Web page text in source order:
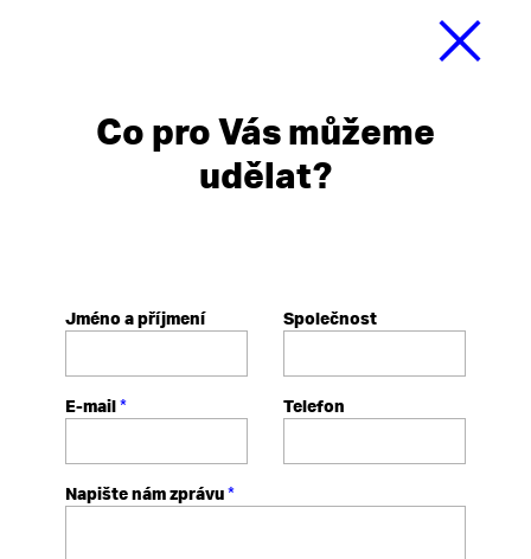
Co pro Vás můžeme
udělat?
Jméno a příjmení Společnost
E-mail * Telefon
Napište nám zprávu *